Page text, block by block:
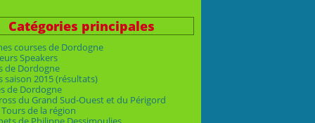
Catégories principales
courses de Dordogne
Speakers
de Dordogne
saison 2015 (résultats)
de Dordogne
du Grand Sud-Ouest et du Périgord
de la région